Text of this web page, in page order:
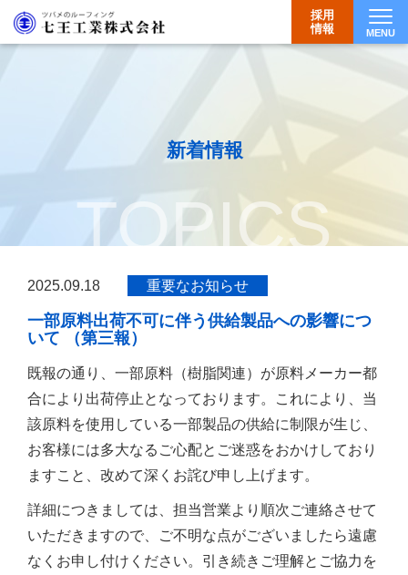
MENU
採用
情報
新着情報
TOPICS
2025.09.18 重要なお知らせ
一部原料出荷不可に伴う供給製品への影響につ
いて （第三報）
既報の通り、一部原料（樹脂関連）が原料メーカー都
合により出荷停止となっております。これにより、当
該原料を使用している一部製品の供給に制限が生じ、
お客様には多大なるご心配とご迷惑をおかけしており
ますこと、改めて深くお詫び申し上げます。
詳細につきましては、担当営業より順次ご連絡させて
いただきますので、ご不明な点がございましたら遠慮
なくお申し付けください。引き続きご理解とご協力を